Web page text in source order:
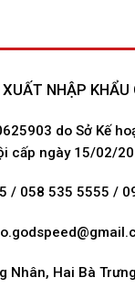
NHẬP KHẨU
do Sở Kế
cấp ngày 15/02/
/ 058 535 5555 /
Nhân, Hai Bà